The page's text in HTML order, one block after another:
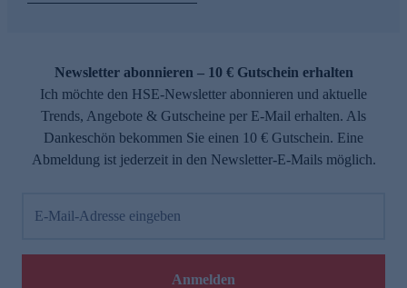
Newsletter abonnieren – 10 € Gutschein erhalten
Ich möchte den HSE-Newsletter abonnieren und aktuelle
Trends, Angebote & Gutscheine per E-Mail erhalten. Als
Dankeschön bekommen Sie einen 10 € Gutschein. Eine
Abmeldung ist jederzeit in den Newsletter-E-Mails möglich.
E-Mail-Adresse eingeben
Anmelden